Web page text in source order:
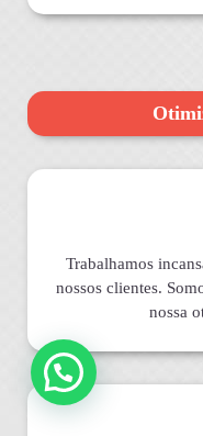
Trabalhamos
nossos clientes.
nossa